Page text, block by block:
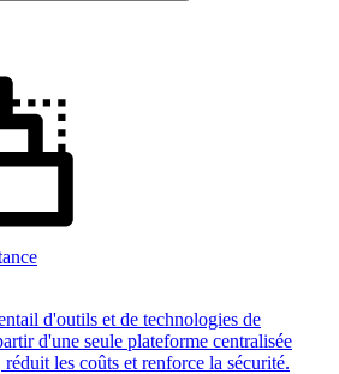
d'outils et de technologies de
d'une seule plateforme centralisée
les coûts et renforce la sécurité.